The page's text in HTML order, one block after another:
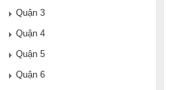
Quận 3
Quận 4
Quận 5
Quận 6